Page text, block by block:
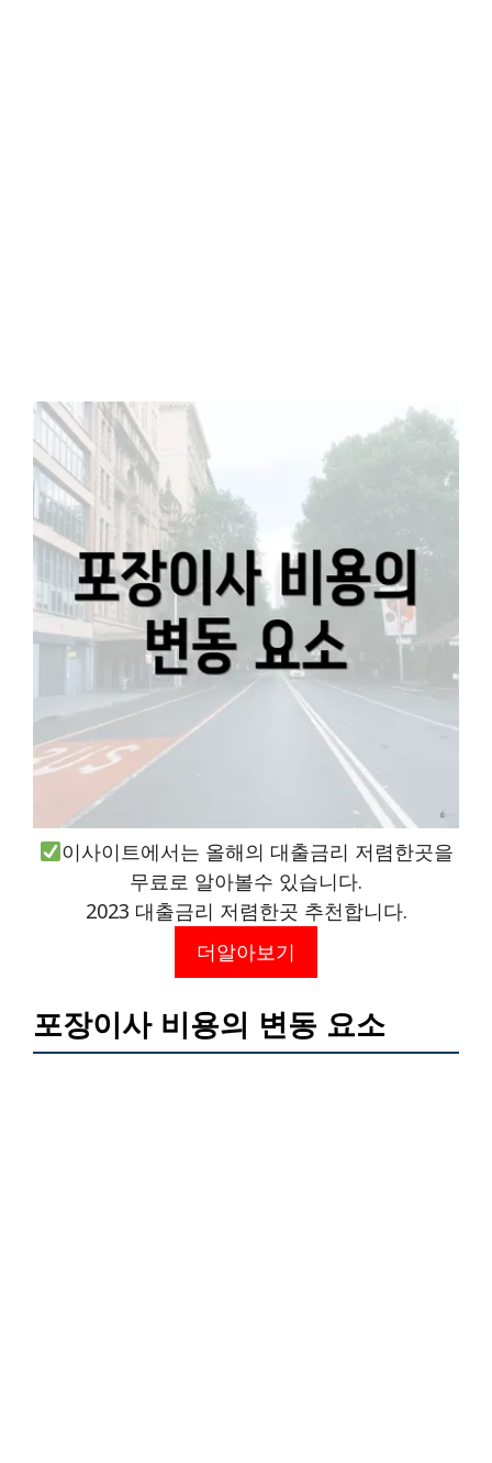
이사이트에서는 올해의 대출금리 저렴한곳을
무료로 알아볼수 있습니다.
2023 대출금리 저렴한곳 추천합니다.
더알아보기
포장이사 비용의 변동 요소